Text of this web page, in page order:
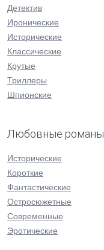
Детектив
Иронические
Исторические
Классические
Крутые
Триллеры
Шпионские
Любовные романы
Исторические
Короткие
Фантастические
Остросюжетные
Современные
Эротические